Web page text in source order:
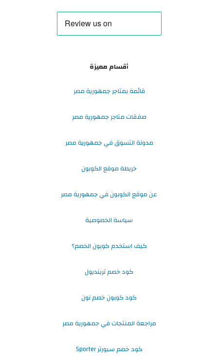
أقسام مميزة
قائمة بمتاجر جمهورية مصر
صفقات متاجر جمهورية مصر
مدونة التسوق في جمهورية مصر
خريطة موقع الكوبون
عن موقع الكوبون في جمهورية مصر
سياسة الخصوصية
كيف استخدم كوبون الخصم؟
كود خصم ترينديول
كود كوبون خصم نون
مراجعة المنتجات في جمهورية مصر
كود خصم سبورتر Sporter